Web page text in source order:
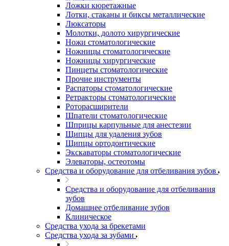
Ложки кюретажные
Лотки, стаканы и биксы металлические
Люксаторы
Молотки, долото хирургические
Ножи стоматологические
Ножницы стоматологические
Ножницы хирургические
Пинцеты стоматологические
Прочие инструменты
Распаторы стоматологические
Ретракторы стоматологические
Роторасширители
Шпатели стоматологические
Шприцы карпульные для анестезии
Щипцы для удаления зубов
Щипцы ортодонтические
Экскаваторы стоматологические
Элеваторы, остеотомы
Средства и оборудование для отбеливания зубов
Средства и оборудование для отбеливания
зубов
Домашнее отбеливание зубов
Клиническое
Средства ухода за брекетами
Средства ухода за зубами